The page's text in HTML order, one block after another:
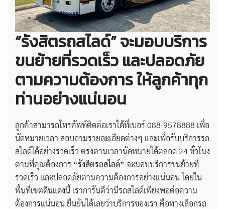
“รังสิตรถสไลด์” จะมอบบริการ
ขนย้ายที่รวดเร็ว และปลอดภัย
ตามความต้องการ ให้ลูกค้าทุก
ท่านอย่างแน่นอน
ลูกค้าสามารถโทรศัพท์ติดต่อเราได้ที่เบอร์ 088-9578888 เพื่อ
นัดหมายเวลา สอบถามรายละเอียดต่างๆ และเพื่อรับบริการรถ
สไลด์ได้อย่างรวดเร็ว ตรงตามเวลานัดหมายได้ตลอด 24 ชั่วโมง
ตามที่คุณต้องการ “รังสิตรถสไลด์” จะมอบบริการขนย้ายที่
รวดเร็ว และปลอดภัยตามความต้องการอย่างแน่นอน โดยใน
พื้นที่เขตดินแดงนี้ เราการันตีว่ามีรถสไลด์เพียงพอต่อความ
ต้องการแน่นอน ยืนยันได้เลยว่าบริการของเรา คือทางเลือกรถ